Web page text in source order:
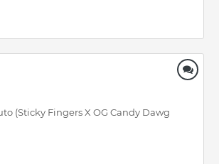
(Sticky Fingers X OG Candy Dawg